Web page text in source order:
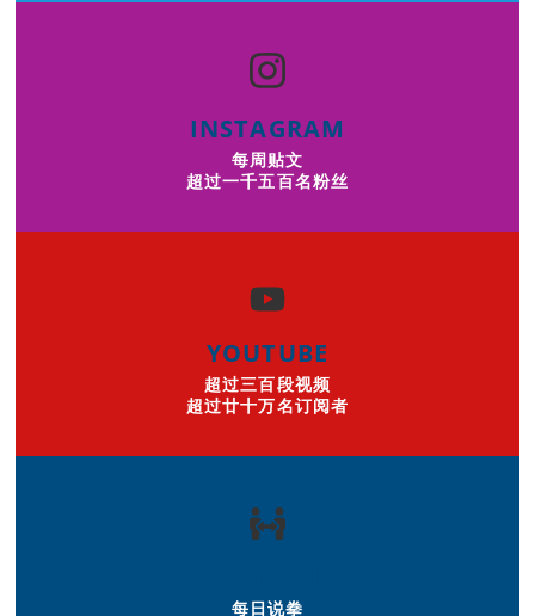
INSTAGRAM
每周贴文
超过一千五百名粉丝
YOUTUBE
超过三百段视频
超过廿十万名订阅者
每日说拳